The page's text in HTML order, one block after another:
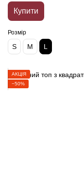
Купити
Розмір
S M L
АКЦІЯ
−50%